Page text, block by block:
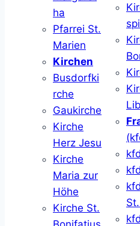
ha
Pfarrei St.
Marien
Kirchen
Busdorfki
rche
Gaukirche
Kirche
Herz Jesu
Kirche
Maria zur
Höhe
Kirche St.